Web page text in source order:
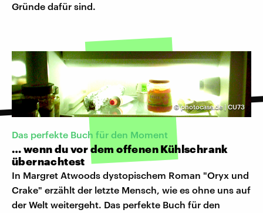
Gründe dafür sind.
©photocase.de | CU73
Das perfekte Buch für den Moment
… wenn du vor dem offenen Kühlschrank
übernachtest
In Margret Atwoods dystopischem Roman "Oryx und
Crake" erzählt der letzte Mensch, wie es ohne uns auf
der Welt weitergeht. Das perfekte Buch für den